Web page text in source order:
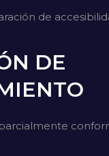
de
DE